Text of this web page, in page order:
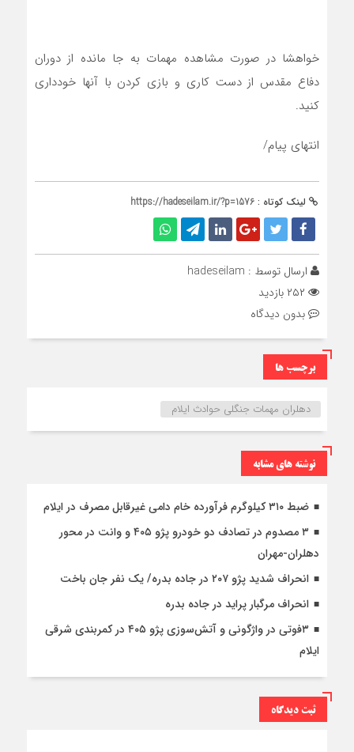
خواهشا در صورت مشاهده مهمات به جا مانده از دوران
دفاع مقدس از دست کاری و بازی کردن با آنها خودداری
کنید.
انتهای پیام/
لینک کوتاه : https://hadeseilam.ir/?p=1576
ارسال توسط : hadeseilam
بدون دیدگاه
برچسب ها
دهلران مهمات جنگلی حوادث ایلام
نوشته های مشابه
ضبط ۳۱۰ کیلوگرم فرآورده خام دامی غیرقابل مصرف در ایلام
۳ مصدوم در تصادف دو خودرو پژو ۴۰۵ و وانت در محور
دهلران-مهران
انحراف شدید پژو ۲۰۷ در جاده بدره/ یک نفر جان باخت
انحراف مرگبار پراید در جاده بدره
۳فوتی در واژگونی و آتش‌سوزی پژو ۴۰۵ در کمربندی شرقی
ایلام
ثبت دیدگاه